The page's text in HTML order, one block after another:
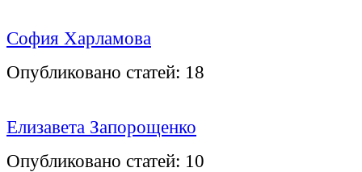
София Харламова
Опубликовано статей: 18
Елизавета Запорощенко
Опубликовано статей: 10